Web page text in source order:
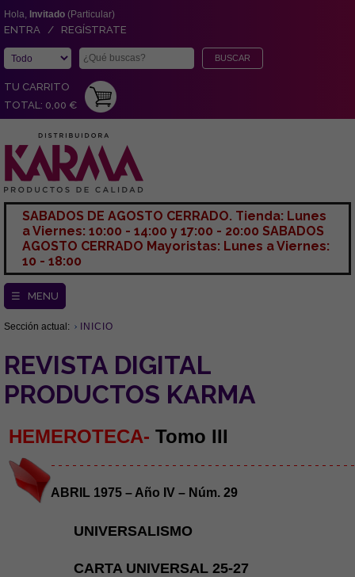
Hola, Invitado (Particular)
ENTRA / REGÍSTRATE
TU CARRITO
TOTAL: 0,00 €
SABADOS DE AGOSTO CERRADO. Tienda: Lunes
a Viernes: 10:00 - 14:00 y 17:00 - 20:00 SABADOS
AGOSTO CERRADO Mayoristas: Lunes a Viernes:
10 - 18:00
☰ MENU
Sección actual: INICIO
REVISTA DIGITAL
PRODUCTOS KARMA
HEMEROTECA- Tomo III
- - - - - - - - - - - - - - - - - - - - - - - - - - - - - - - - - - - - - - - - - -
ABRIL 1975 – Año IV – Núm. 29
UNIVERSALISMO
CARTA UNIVERSAL 25-27